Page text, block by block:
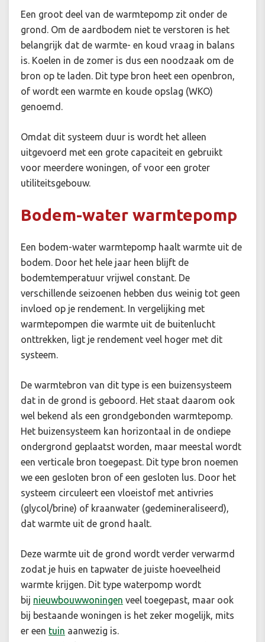
Een groot deel van de warmtepomp zit onder de
grond. Om de aardbodem niet te verstoren is het
belangrijk dat de warmte- en koud vraag in balans
is. Koelen in de zomer is dus een noodzaak om de
bron op te laden. Dit type bron heet een openbron,
of wordt een warmte en koude opslag (WKO)
genoemd.
Omdat dit systeem duur is wordt het alleen
uitgevoerd met een grote capaciteit en gebruikt
voor meerdere woningen, of voor een groter
utiliteitsgebouw.
Bodem-water warmtepomp
Een bodem-water warmtepomp haalt warmte uit de
bodem. Door het hele jaar heen blijft de
bodemtemperatuur vrijwel constant. De
verschillende seizoenen hebben dus weinig tot geen
invloed op je rendement. In vergelijking met
warmtepompen die warmte uit de buitenlucht
onttrekken, ligt je rendement veel hoger met dit
systeem.
De warmtebron van dit type is een buizensysteem
dat in de grond is geboord. Het staat daarom ook
wel bekend als een grondgebonden warmtepomp.
Het buizensysteem kan horizontaal in de ondiepe
ondergrond geplaatst worden, maar meestal wordt
een verticale bron toegepast. Dit type bron noemen
we een gesloten bron of een gesloten lus. Door het
systeem circuleert een vloeistof met antivries
(glycol/brine) of kraanwater (gedemineraliseerd),
dat warmte uit de grond haalt.
Deze warmte uit de grond wordt verder verwarmd
zodat je huis en tapwater de juiste hoeveelheid
warmte krijgen. Dit type waterpomp wordt
bij nieuwbouwwoningen veel toegepast, maar ook
bij bestaande woningen is het zeker mogelijk, mits
er een tuin aanwezig is.